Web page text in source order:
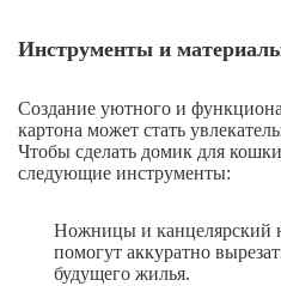
Инструменты и
Создание уютного и
картона может стать
Чтобы сделать домик для
следующие инструменты:
Ножницы и канцелярский
помогут аккуратно
будущего жилья.